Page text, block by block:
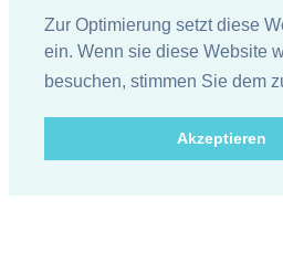
Zur Optimierung setzt diese
ein. Wenn sie diese Website
besuchen, stimmen Sie dem
Akzeptieren